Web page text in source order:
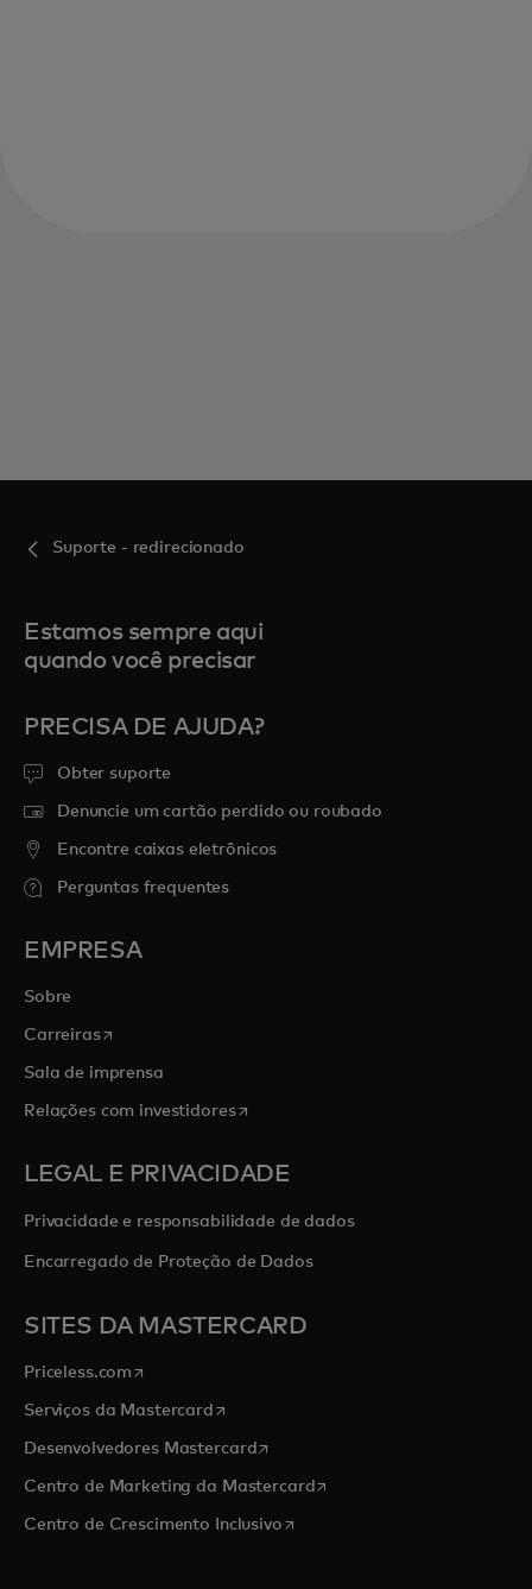
Suporte - redirecionado
Estamos sempre aqui
quando você precisar
PRECISA DE AJUDA?
Obter suporte
Denuncie um cartão perdido ou roubado
Encontre caixas eletrônicos
Perguntas frequentes
EMPRESA
Sobre
Carreirasabre em uma nova guia
Sala de imprensa
Relações com investidoresabre em uma nova guia
LEGAL E PRIVACIDADE
Privacidade e responsabilidade de dados
Encarregado de Proteção de Dados
SITES DA MASTERCARD
Priceless.com abre em uma nova guia
Serviços da Mastercardabre em uma nova guia
Desenvolvedores Mastercardabre em uma nova guia
Centro de Marketing da Mastercardabre em uma nova guia
Centro de Crescimento Inclusivoabre em uma nova guia